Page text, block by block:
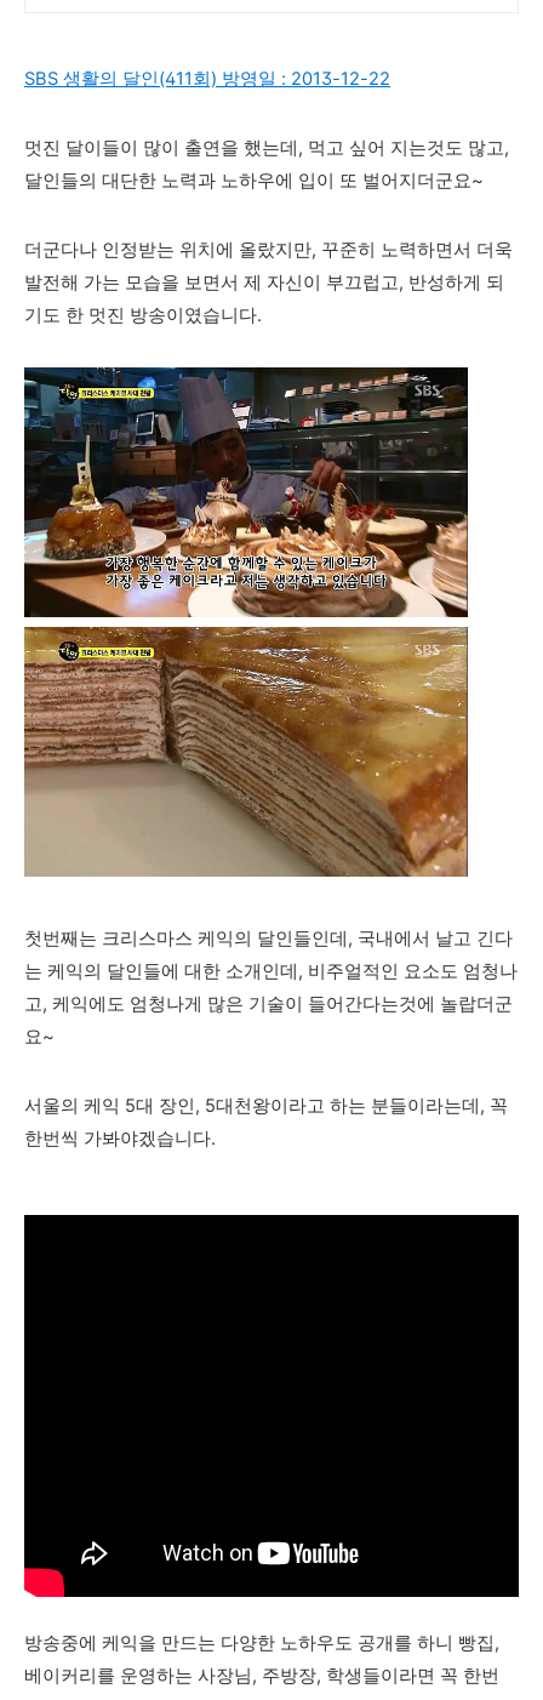
SBS 생활의 달인(411회) 방영일 : 2013-12-22
멋진 달이들이 많이 출연을 했는데, 먹고 싶어 지는것도 많고,
달인들의 대단한 노력과 노하우에 입이 또 벌어지더군요~
더군다나 인정받는 위치에 올랐지만, 꾸준히 노력하면서 더욱
발전해 가는 모습을 보면서 제 자신이 부끄럽고, 반성하게 되
기도 한 멋진 방송이였습니다.
첫번째는 크리스마스 케익의 달인들인데, 국내에서 날고 긴다
는 케익의 달인들에 대한 소개인데, 비주얼적인 요소도 엄청나
고, 케익에도 엄청나게 많은 기술이 들어간다는것에 놀랍더군
요~
서울의 케익 5대 장인, 5대천왕이라고 하는 분들이라는데, 꼭
한번씩 가봐야겠습니다.
방송중에 케익을 만드는 다양한 노하우도 공개를 하니 빵집,
베이커리를 운영하는 사장님, 주방장, 학생들이라면 꼭 한번